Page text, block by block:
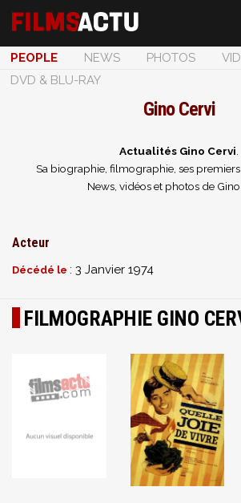
PEOPLE NEWS PHOTOS
DVD & BLU-RAY
Gino Cervi
Actualités Gino Cervi
Sa biographie, filmographie, ses
News, vidéos et photos de Gino
Acteur
Décédé le : 3 Janvier 1974
FILMOGRAPHIE GINO